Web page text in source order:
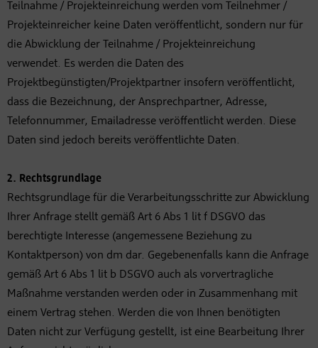
Teilnahme / Projekteinreichung werden vom Teilnehmer /
Projekteinreicher keine Daten veröffentlicht, sondern nur für
die Abwicklung der Teilnahme / Projekteinreichung
verwendet. Es werden die Daten des
Projektbegünstigten/Projektpartner insofern veröffentlicht,
dass die Bezeichnung, der Ansprechpartner, Adresse,
Telefonnummer, Emailadresse veröffentlicht werden. Diese
Daten sind jedoch bereits veröffentlichte Daten.
2. Rechtsgrundlage
Rechtsgrundlage für die Verarbeitungsschritte zur Abwicklung
Ihrer Anfrage stellt gemäß Art 6 Abs 1 lit f DSGVO das
berechtigte Interesse (angemessene Beziehung zu
Kontaktperson) von dm dar. Gegebenenfalls kann die Anfrage
gemäß Art 6 Abs 1 lit b DSGVO auch als vorvertragliche
Maßnahme verstanden werden oder in Zusammenhang mit
einem Vertrag stehen. Werden die von Ihnen benötigten
Daten nicht zur Verfügung gestellt, ist eine Bearbeitung Ihrer